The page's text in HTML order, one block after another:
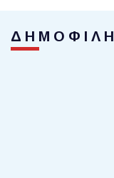
ΔΗΜΟΦΙΛΗ